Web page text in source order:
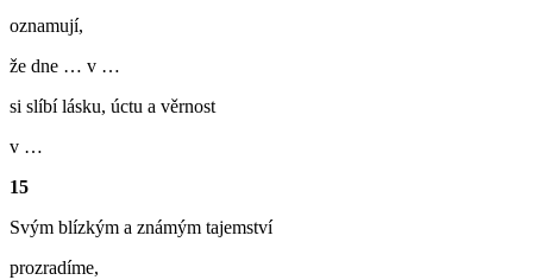
oznamují,
že dne … v …
si slíbí lásku, úctu a věrnost
v …
15
Svým blízkým a známým tajemství
prozradíme,